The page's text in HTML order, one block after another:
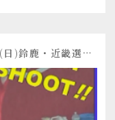
[令和4年(2022年)7月9日(土),10日(日)鈴鹿・近畿選手権シリーズ 第5戦鈴鹿サンデーロードレース]